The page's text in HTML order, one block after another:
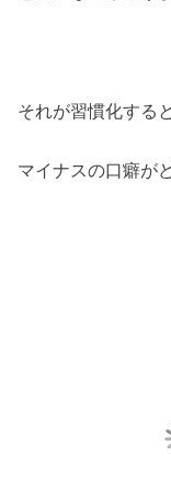
それが習慣化すると
マイナスの口癖が